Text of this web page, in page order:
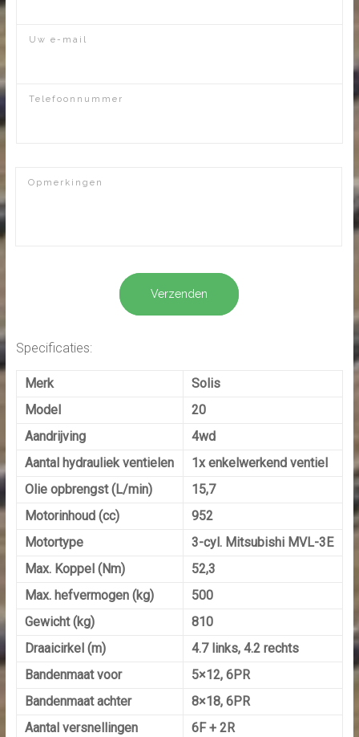
Uw e-mail
Telefoonnummer
Opmerkingen
Verzenden
Specificaties:
Merk
Solis
Model
20
Aandrijving
4wd
Aantal hydrauliek ventielen
1x enkelwerkend ventiel
Olie opbrengst (L/min)
15,7
Motorinhoud (cc)
952
Motortype
3-cyl. Mitsubishi MVL-3E
Max. Koppel (Nm)
52,3
Max. hefvermogen (kg)
500
Gewicht (kg)
810
Draaicirkel (m)
4.7 links, 4.2 rechts
Bandenmaat voor
5×12, 6PR
Bandenmaat achter
8×18, 6PR
Aantal versnellingen
6F + 2R